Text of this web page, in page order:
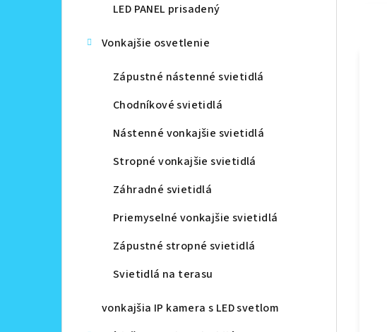
LED PANEL prisadený
Vonkajšie osvetlenie
Zápustné nástenné svietidlá
Chodníkové svietidlá
Nástenné vonkajšie svietidlá
Stropné vonkajšie svietidlá
Záhradné svietidlá
Priemyselné vonkajšie svietidlá
Zápustné stropné svietidlá
Svietidlá na terasu
vonkajšia IP kamera s LED svetlom